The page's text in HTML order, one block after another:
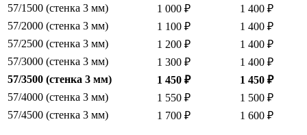
57/1500 (стенка 3 мм)
1 000 ₽
1 400 ₽
57/2000 (стенка 3 мм)
1 100 ₽
1 400 ₽
57/2500 (стенка 3 мм)
1 200 ₽
1 400 ₽
57/3000 (стенка 3 мм)
1 300 ₽
1 400 ₽
57/3500 (стенка 3 мм)
1 450 ₽
1 450 ₽
57/4000 (стенка 3 мм)
1 550 ₽
1 500 ₽
57/4500 (стенка 3 мм)
1 700 ₽ 1 600 ₽